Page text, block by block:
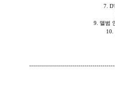
7.
9. 앨범
10.